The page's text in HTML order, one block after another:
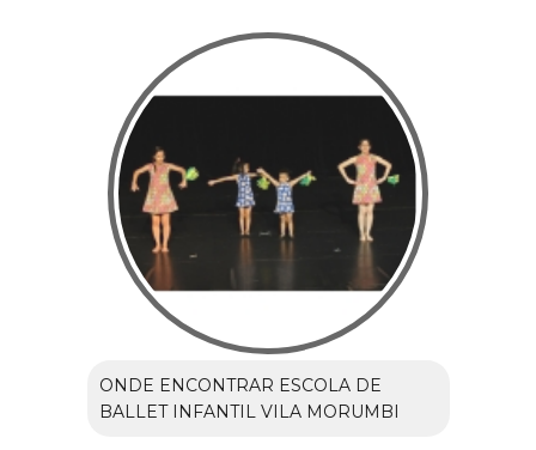
ONDE ENCONTRAR ESCOLA DE
BALLET INFANTIL VILA MORUMBI